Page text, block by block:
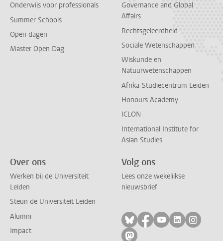
Onderwijs voor professionals
Summer Schools
Open dagen
Master Open Dag
Governance and Global
Affairs
Rechtsgeleerdheid
Sociale Wetenschappen
Wiskunde en
Natuurwetenschappen
Afrika-Studiecentrum Leiden
Honours Academy
ICLON
International Institute for
Asian Studies
Over ons
Werken bij de Universiteit
Leiden
Steun de Universiteit Leiden
Alumni
Impact
Volg ons
Lees onze wekelijkse
nieuwsbrief
Volg ons op bluesky
Volg ons op
Volg ons op
Volg ons
Volg
Volg ons op mastodon